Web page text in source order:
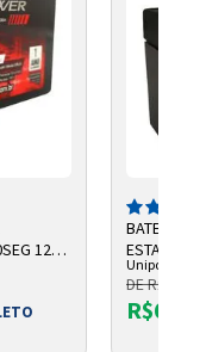
12V
BATERIA
UP1213
Unipower
DE R$ 66,90